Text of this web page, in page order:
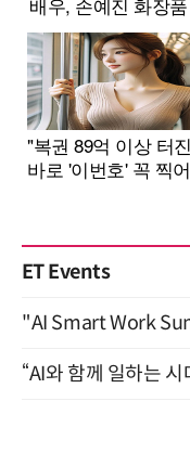
ET Events
"AI Smart Work